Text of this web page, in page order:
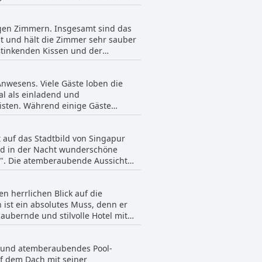
die meisten Zimmer
in die Jahre gekommen, aber
jedem Gast ein komfortables
Gast sagte sogar, es sei das
bemängelten. Die Mehrheit der
scheinen sich die Gäste
bietet.
Zimmern. Insgesamt sind das
und hält die Zimmer sehr sauber
Kissen und der
und sind gut ausgestattet. Die
Einige Gäste bemängeln
und die schmutzige
ein gemütlicher,
Qualität und Sauberkeit bietet.
Viele Gäste loben die
als einladend und
Während einige Gäste
das Personal für
Zimmern sowie den
und hoben die
durchweg an, dass sie sich
ihren Aufenthalt zu einem
das Stadtbild von Singapur
in der Nacht wunderschöne
Die atemberaubende Aussicht
auf der Dachterrasse ist
Gäste schätzen auch die
der Meinung sind, dass der
der Liegefläche, wird der Pool
herrlichen Blick auf die
ein absolutes Muss, denn er
und stilvolle Hotel mit
Stadt gehört. In vielen
Bett und einem schönen
wobei mehrere Gäste die
atemberaubendes Pool-
dem Dach mit seiner